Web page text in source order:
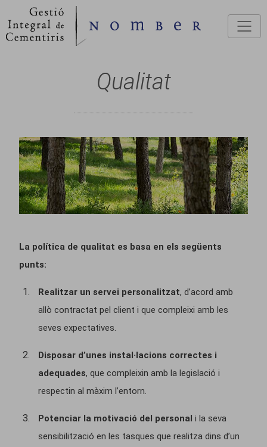
Qualitat
La política de qualitat es basa en els següents
punts:
Realitzar un servei personalitzat, d’acord amb
allò contractat pel client i que compleixi amb les
seves expectatives.
Disposar d’unes instal·lacions correctes i
adequades, que compleixin amb la legislació i
respectin al màxim l’entorn.
Potenciar la motivació del personal i la seva
sensibilització en les tasques que realitza dins d’un